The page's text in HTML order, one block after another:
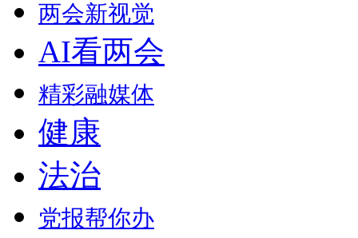
两会新视觉
AI看两会
精彩融媒体
健康
法治
党报帮你办